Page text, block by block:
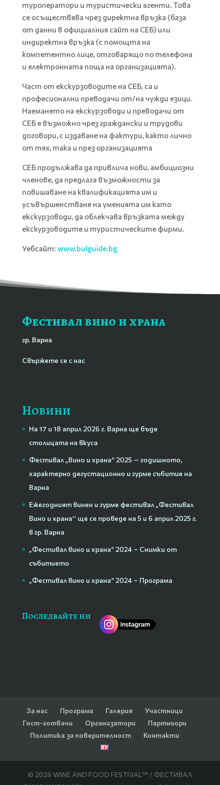
туроператори и туристически агенти. Това
се осъществява чрез директна връзка (база
от данни в официалния сайт на СЕБ) или
индиректна връзка (с помощта на
компетентно лице, отговарящо по телефона
и електронната поща на организацията).
Част от екскурзоводите на СЕБ, са и
професионални преводачи от/на чужди езици.
Наемането на екскурзоводи и преводачи от
СЕБ е възможно чрез граждански и трудови
договори, с издаване на фактури, както лично
от тях, така и през организацията
СЕБ продължава да привлича нови, амбициозни
членове, да предлага възможности за
повишаване на квалификацията им и
усъвършенстване на уменията им като
екскурзоводи, да облекчава връзката между
екскурзоводите и туристическите фирми.
Уебсайт: www.bulguide.bg
Фестивал вино и храна
гр. Варна
Свържете се с нас
Новини
На 17 и 18 април 2026 г. Варна ще бъде
столицата на вкуса
Фестивал „Вино и храна“ 2025 — годишното,
характерно дегустационно и гурме събитие на
Варна
Ежегодният винен и гурме фестивал „Фестивал
Вино и храна‘‘ ще се проведе на 5 и 6 април 2025 г.
в гр. Варна
„Фестивал вино и храна“ 2024 – Снимки от
събитието
„Фестивал вино и храна“ 2024 – Програма
Последвайте ни
За нас Програма Галерия
Участници
Гост-готвачи
Организатори
Партньори
Политика за поверителност
Контакти
© 2026 WINE AND FOOD FESTIVAL™ / ФЕСТИВАЛ